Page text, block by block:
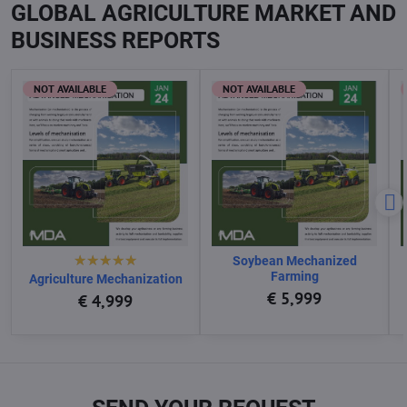
GLOBAL AGRICULTURE MARKET AND
BUSINESS REPORTS
NOT AVAILABLE
Agriculture Mechanization
€ 4,999
NOT AVAILABLE
Soybean Mechanized
Farming
€ 5,999